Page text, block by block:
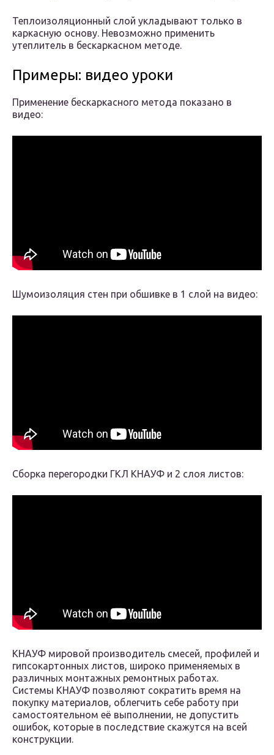
Теплоизоляционный слой укладывают только в
каркасную основу. Невозможно применить
утеплитель в бескаркасном методе.
Примеры: видео уроки
Применение бескаркасного метода показано в
видео:
Шумоизоляция стен при обшивке в 1 слой на видео:
Сборка перегородки ГКЛ КНАУФ и 2 слоя листов:
КНАУФ мировой производитель смесей, профилей и
гипсокартонных листов, широко применяемых в
различных монтажных ремонтных работах.
Системы КНАУФ позволяют сократить время на
покупку материалов, облегчить себе работу при
самостоятельном её выполнении, не допустить
ошибок, которые в последствие скажутся на всей
конструкции.